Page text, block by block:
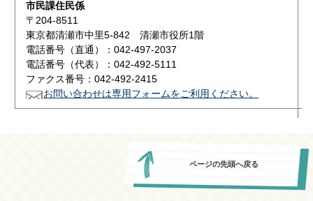
市民課住民係
〒204-8511
東京都清瀬市中里5-842 清瀬市役所1階
電話番号（直通）：042-497-2037
電話番号（代表）：042-492-5111
ファクス番号：042-492-2415
お問い合わせは専用フォームをご利用ください。
ページの先頭へ戻る